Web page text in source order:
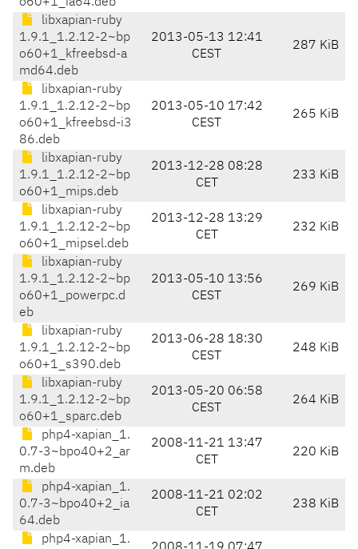
libxapian-ruby
1.9.1_1.2.12-2~bp
o60+1_kfreebsd-a
md64.deb
2013-05-13 12:41
CEST
287 KiB
libxapian-ruby
1.9.1_1.2.12-2~bp
o60+1_kfreebsd-i3
86.deb
2013-05-10 17:42
CEST
265 KiB
libxapian-ruby
1.9.1_1.2.12-2~bp
o60+1_mips.deb
2013-12-28 08:28
CET
233 KiB
libxapian-ruby
1.9.1_1.2.12-2~bp
o60+1_mipsel.deb
2013-12-28 13:29
CET
232 KiB
libxapian-ruby
1.9.1_1.2.12-2~bp
o60+1_powerpc.d
eb
2013-05-10 13:56
CEST
269 KiB
libxapian-ruby
1.9.1_1.2.12-2~bp
o60+1_s390.deb
2013-06-28 18:30
CEST
248 KiB
libxapian-ruby
1.9.1_1.2.12-2~bp
o60+1_sparc.deb
2013-05-20 06:58
CEST
264 KiB
php4-xapian_1.
0.7-3~bpo40+2_ar
m.deb
2008-11-21 13:47
CET
220 KiB
php4-xapian_1.
0.7-3~bpo40+2_ia
64.deb
2008-11-21 02:02
CET
238 KiB
php4-xapian_1.